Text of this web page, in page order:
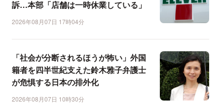
訴…本部「店舗は一時休業している」
2026年08月07日 17時04分
「社会が分断されるほうが怖い」外国
籍者を四半世紀支えた鈴木雅子弁護士
が危惧する日本の排外化
2026年08月07日 10時30分